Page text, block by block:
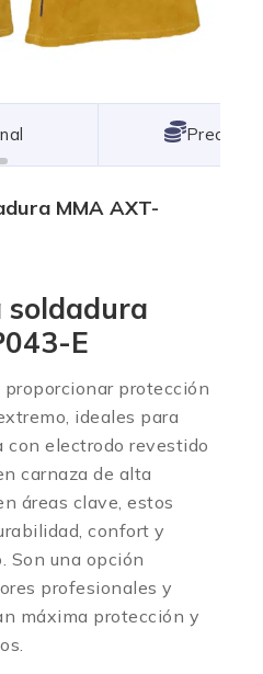
Lowest
MMA AXT-
soldadura
E
protección
ideales para
con electrodo revestido
carnaza de alta
áreas clave, estos
confort y
Son una opción
profesionales y
máxima protección y